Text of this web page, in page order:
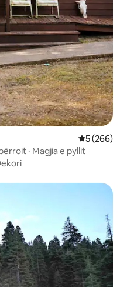
Vlerësimi
5 (266)
· Magjia e pyllit